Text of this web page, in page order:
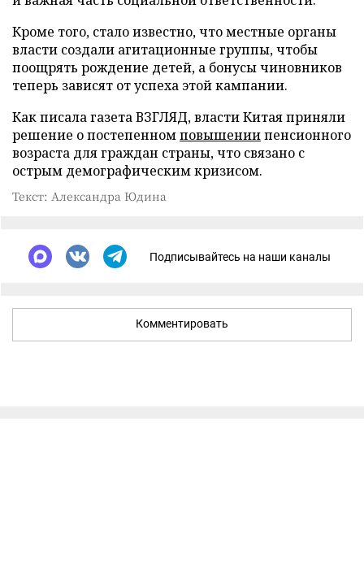
Кроме того, стало известно, что местные органы
власти создали агитационные группы, чтобы
поощрять рождение детей, а бонусы чиновников
теперь зависят от успеха этой кампании.
Как писала газета ВЗГЛЯД, власти Китая приняли
решение о постепенномповышениипенсионного
возраста для граждан страны, что связано с
острым демографическим кризисом.
Текст: Александра Юдина
Подписывайтесь на наши каналы
Комментировать